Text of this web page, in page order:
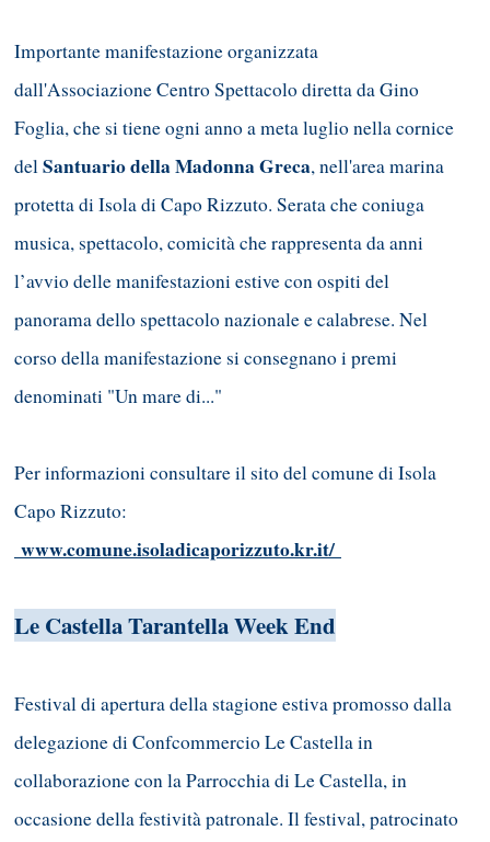
Importante manifestazione organizzata
dall'Associazione Centro Spettacolo diretta da Gino
Foglia, che si tiene ogni anno a meta luglio nella cornice
delSantuario della Madonna Greca, nell'area marina
protetta di Isola di Capo Rizzuto. Serata che coniuga
musica, spettacolo, comicità che rappresenta da anni
l’avvio delle manifestazioni estive con ospiti del
panorama dello spettacolo nazionale e calabrese. Nel
corso della manifestazione si consegnano i premi
denominati "Un mare di..."
Per informazioni consultare il sito del comune di Isola
Capo Rizzuto:
www.comune.isoladicaporizzuto.kr.it/
Le Castella Tarantella Week End
Festival di apertura della stagione estiva promosso dalla
delegazione di Confcommercio Le Castella in
collaborazione con la Parrocchia di Le Castella, in
occasione della festività patronale. Il festival, patrocinato